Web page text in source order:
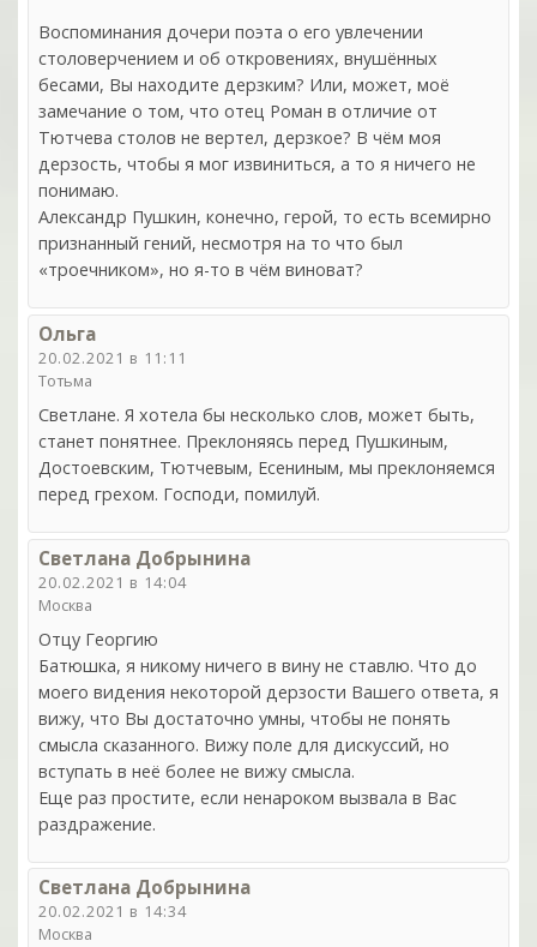
Воспоминания дочери поэта о его увлечении
столоверчением и об откровениях, внушённых
бесами, Вы находите дерзким? Или, может, моё
замечание о том, что отец Роман в отличие от
Тютчева столов не вертел, дерзкое? В чём моя
дерзость, чтобы я мог извиниться, а то я ничего не
понимаю.
Александр Пушкин, конечно, герой, то есть всемирно
признанный гений, несмотря на то что был
«троечником», но я-то в чём виноват?
Ольга
20.02.2021 в 11:11
Тотьма
Светлане. Я хотела бы несколько слов, может быть,
станет понятнее. Преклоняясь перед Пушкиным,
Достоевским, Тютчевым, Есениным, мы преклоняемся
перед грехом. Господи, помилуй.
Светлана Добрынина
20.02.2021 в 14:04
Москва
Отцу Георгию
Батюшка, я никому ничего в вину не ставлю. Что до
моего видения некоторой дерзости Вашего ответа, я
вижу, что Вы достаточно умны, чтобы не понять
смысла сказанного. Вижу поле для дискуссий, но
вступать в неё более не вижу смысла.
Еще раз простите, если ненароком вызвала в Вас
раздражение.
Светлана Добрынина
20.02.2021 в 14:34
Москва